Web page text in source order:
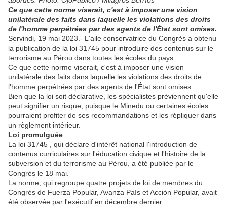
Ce que cette norme viserait, c'est à imposer une vision
unilatérale des faits dans laquelle les violations des droits
de l'homme perpétrées par des agents de l'État sont omises.
Servindi, 19 mai 2023.- L'aile conservatrice du Congrès a obtenu
la publication de la loi 31745 pour introduire des contenus sur le
terrorisme au Pérou dans toutes les écoles du pays.
Ce que cette norme viserait, c'est à imposer une vision
unilatérale des faits dans laquelle les violations des droits de
l'homme perpétrées par des agents de l'État sont omises.
Bien que la loi soit déclarative, les spécialistes préviennent qu'elle
peut signifier un risque, puisque le Minedu ou certaines écoles
pourraient profiter de ses recommandations et les répliquer dans
un règlement intérieur.
Loi promulguée
La loi 31745 , qui déclare d'intérêt national l'introduction de
contenus curriculaires sur l'éducation civique et l'histoire de la
subversion et du terrorisme au Pérou, a été publiée par le
Congrès le 18 mai.
La norme, qui regroupe quatre projets de loi de membres du
Congrès de Fuerza Popular, Avanza País et Acción Popular, avait
été observée par l'exécutif en décembre dernier.